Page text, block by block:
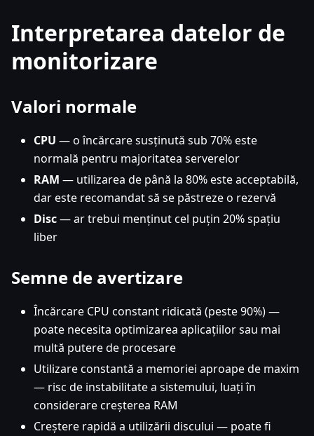
Interpretarea datelor de
monitorizare
Valori normale
CPU — o încărcare susținută sub 70% este
normală pentru majoritatea serverelor
RAM — utilizarea de până la 80% este acceptabilă,
dar este recomandat să se păstreze o rezervă
Disc— ar trebui menținut cel puțin 20% spațiu
liber
Semne de avertizare
Încărcare CPU constant ridicată (peste 90%) —
poate necesita optimizarea aplicațiilor sau mai
multă putere de procesare
Utilizare constantă a memoriei aproape de maxim
— risc de instabilitate a sistemului, luați în
considerare creșterea RAM
Creștere rapidă a utilizării discului — poate fi